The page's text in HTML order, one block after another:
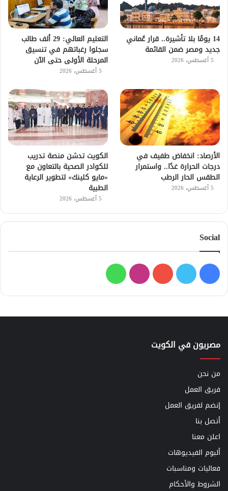
14 يومًا بلا تأشيرة.. قرار عُماني
جديد ومصر ضمن القائمة
5 أغسطس، 2026
التعليم العالي: 29 ألف طالب
سجلوا رغباتهم في تنسيق
المرحلة الأولى حتى الآن
5 أغسطس، 2026
الأرصاد: انخفاض طفيف في
درجات الحرارة غدًا.. واستمرار
الطقس الحار الرطب
5 أغسطس، 2026
الكويت تدشن منصة تدريب
للكوادر الصحية بالتعاون مع
«مايو كلينك» لتطوير الرعاية
الطبية
5 أغسطس، 2026
Social
فيسبوك
تويتر يوتيوبانستقرامواتساب
مصريون في الكويت
من نحن
فريق العمل
إنضم لفريق العمل
أتصل بنا
اعلن معنا
ألبوم الفيديوهات
فعاليات ومناسبات
الشروط والأحكام